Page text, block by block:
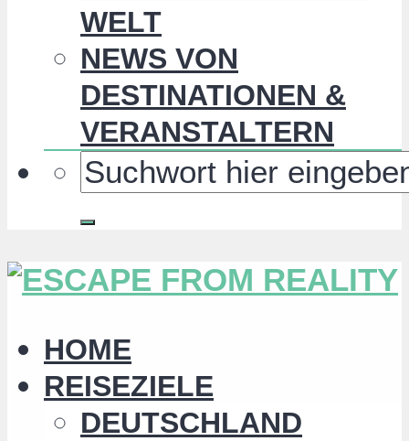
WELT
NEWS VON
DESTINATIONEN &
VERANSTALTERN
HOME
REISEZIELE
DEUTSCHLAND